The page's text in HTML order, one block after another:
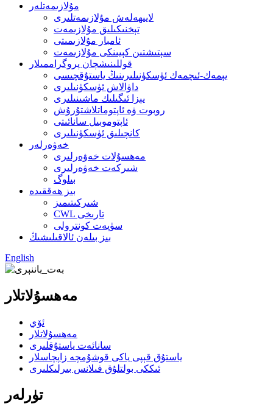
مۇلازىمەتلەر
لايىھەلەش مۇلازىمەتلىرى
تېخنىكىلىق مۇلازىمەت
ئامبار مۇلازىمىتى
سېتىشتىن كېيىنكى مۇلازىمەت
قوللىنىشچان پروگراممىلار
يېمەك-ئىچمەك ئۈسكۈنىلىرىنىڭ ياستۇقچىسى
داۋالاش ئۈسكۈنىلىرى
يېزا ئىگىلىك ماشىنىلىرى
روبوت ۋە ئاپتوماتلاشتۇرۇش
ئاپتوموبىل سانائىتى
كانچىلىق ئۈسكۈنىلىرى
خەۋەرلەر
مەھسۇلات خەۋەرلىرى
شىركەت خەۋەرلىرى
بىلوگ
بىز ھەققىدە
شىركىتىمىز
CWL تارىخى
سۈپەت كونترولى
بىز بىلەن ئالاقىلىشىڭ
English
مەھسۇلاتلار
ئۆي
مەھسۇلاتلار
سانائەت ياستۇقلىرى
ياستۇق قېپى ياكى قوشۇمچە زاپچاسلار
ئىككى بولتلۇق فىلانس بىرلىكلىرى
تۈرلەر